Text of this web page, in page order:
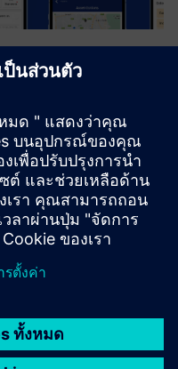
ที่มีประสิทธิภาพซึ่ง
งาน เพิ่มความพึงพอใจ
รปรับเปลี่ยนได้และ
การเงินและ GIS อย่าง